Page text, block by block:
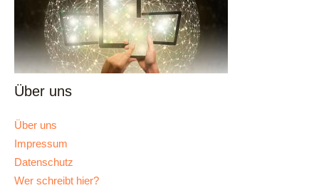
Über uns
Über uns
Impressum
Datenschutz
Wer schreibt hier?